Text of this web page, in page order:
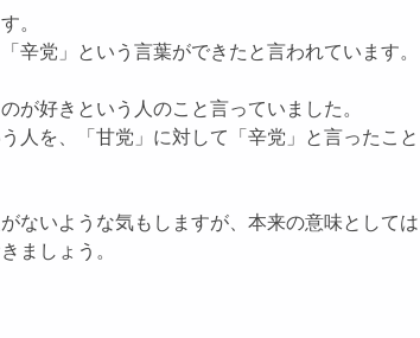
。
党」という言葉ができたと言われています。
が好きという人のこと言っていました。
人を、「甘党」に対して「辛党」と言ったこと
ないような気もしますが、本来の意味としては
ましょう。